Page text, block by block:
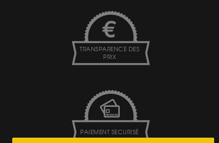
TRANSPARENCE DES
PRIX
PAIEMENT SECURISÉ